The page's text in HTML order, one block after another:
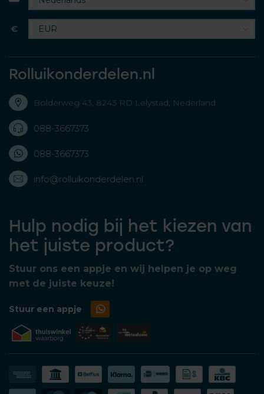
€
Rolluikonderdelen.nl
Bolderweg 43, 8243 RD Lelystad, Nederland
088-3667373
088-3667373
info@rolluikonderdelen.nl
Hulp nodig bij het kiezen van
het juiste product?
Stuur ons een appje en wij helpen je op weg
met de juiste keuze!
Stuur een appje